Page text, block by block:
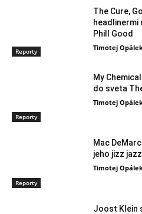
Reporty
The Cure,
Phill Good
Timotej
Reporty
My
do sveta
Timotej
Reporty
Mac
jeho jizz
Timotej
Joost Klein